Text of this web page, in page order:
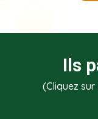
Ils
(Cliquez